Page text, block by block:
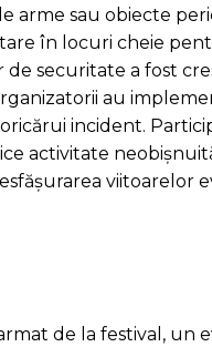
sau obiecte
în locuri cheie
securitate a fost
au
incident.
activitate
de la festival, un